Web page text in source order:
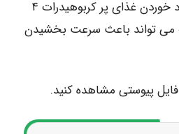
مطالعه ای نشان داد خوردن غذای پر کربوهیدرات ۴
می تواند باعث سرعت بخشیدن
فایل پیوستی مشاهده کنید.